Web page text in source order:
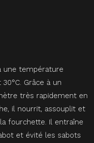
une température
Grâce à un
très rapidement en
il nourrit, assouplit et
fourchette. Il entraîne
et évité les sabots